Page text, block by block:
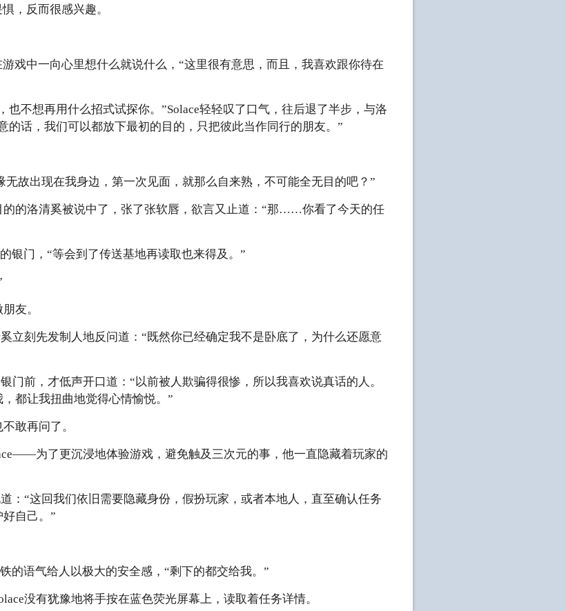
，反而很感兴趣。
戏中一向心里想什么就说什么，“这里很有意思，而且，我喜欢跟你待在
也不想再用什么招式试探你。”Solace轻轻叹了口气，往后退了半步，与洛
的话，我们可以都放下最初的目的，只把彼此当作同行的朋友。”
无故出现在我身边，第一次见面，就那么自来熟，不可能全无目的吧？”
的的洛清奚被说中了，张了张软唇，欲言又止道：“那……你看了今天的任
银门，“等会到了传送基地再读取也来得及。”
友。
立刻先发制人地反问道：“既然你已经确定我不是卧底了，为什么还愿意
门前，才低声开口道：“以前被人欺骗得很惨，所以我喜欢说真话的人。
都让我扭曲地觉得心情愉悦。”
敢再问了。
为了更沉浸地体验游戏，避免触及三次元的事，他一直隐藏着玩家的
：“这回我们依旧需要隐藏身份，假扮玩家，或者本地人，直至确认任务
自己。”
的语气给人以极大的安全感，“剩下的都交给我。”
没有犹豫地将手按在蓝色荧光屏幕上，读取着任务详情。